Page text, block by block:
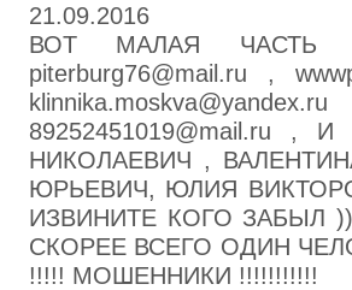
21.09.2016
ВОТ МАЛАЯ ЧАСТЬ
piterburg76@mail.ru ,
НИКОЛАЕВИЧ ,
ЮРЬЕВИЧ, ЮЛИЯ
ИЗВИНИТЕ КОГО ЗАБЫЛ
СКОРЕЕ ВСЕГО ОДИН
!!!!! МОШЕННИКИ !!!!!!!!!!!